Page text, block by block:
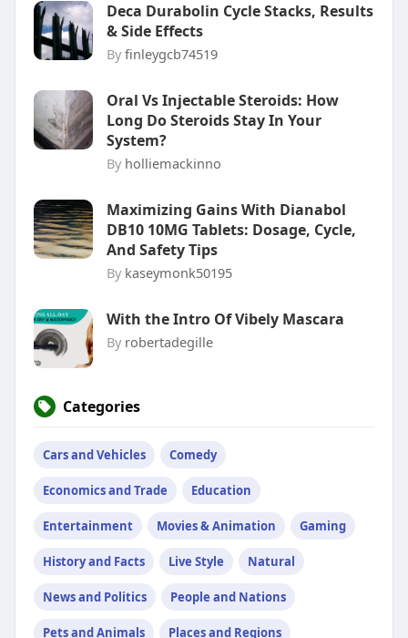
Deca Durabolin Cycle Stacks, Results
& Side Effects
By finleygcb74519
Oral Vs Injectable Steroids: How
Long Do Steroids Stay In Your
System?
By holliemackinno
Maximizing Gains With Dianabol
DB10 10MG Tablets: Dosage, Cycle,
And Safety Tips
By kaseymonk50195
With the Intro Of Vibely Mascara
By robertadegille
Categories
Cars and Vehicles Comedy
Economics and Trade Education
Entertainment Movies & Animation Gaming
History and Facts Live Style Natural
News and Politics People and Nations
Pets and Animals Places and Regions